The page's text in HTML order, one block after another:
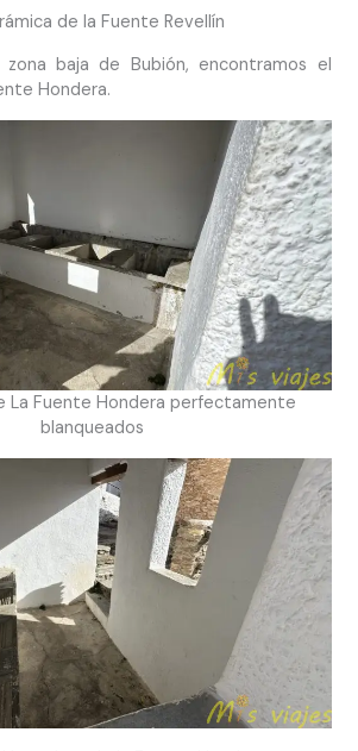
de la Fuente Revellín
baja de Bubión, encontramos el
Hondera.
La Fuente Hondera perfectamente
blanqueados